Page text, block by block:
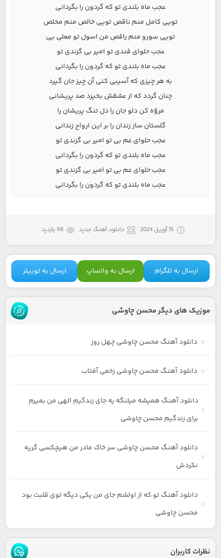
عجب ماه بلندی تو که گردون را بگردانی
تویی کامل منم ناقص تویی خالص منم مخلص
تویی سورو منم راقص من اسول تو معلی یی
عجب حلوای قندی تو امیر بی گزندی تو
عجب ماه بلندی تو که گردون را بگردانی
به هر چیزی که آسیبی کنی آن چیز جان گیرد
چنان گردد که از عشقش بخیزد صد پریشانی
مروّه کن دلو جان را دل تنگ پریشان را
گلستان ساز زندان را بر این ارواح زندانی
عجب حلوای غم بی تو امیر بی گزندی تو
عجب ماه بلندی تو که گردون را بگردانی
عجب حلوای غم بی تو امیر بی گزندی تو
عجب ماه بلندی تو که گردون را بگردانی
15 آوریل 2024 دانلود آهنگ جدید 98 بازدید
ارسال به تلگرام ارسال به واتساپ ارسال به توییتر
موزیک های دیگر محسن چاوشی
دانلود آهنگ محسن چاوشی چهل روز
دانلود آهنگ محسن چاوشی زخمی آفتاب
دانلود آهنگ همیشه میلنگه یه جای زندگیم الهی من بمیرم
برای زندگیم محسن چاوشی
دانلود آهنگ محسن چاوشی سر خاک مادر من هیچکسی گریه
نکردش
دانلود آهنگ تو که از اولشم جای من یکی دیگه توی قلبت بود
محسن چاوشی
نظرات کاربران